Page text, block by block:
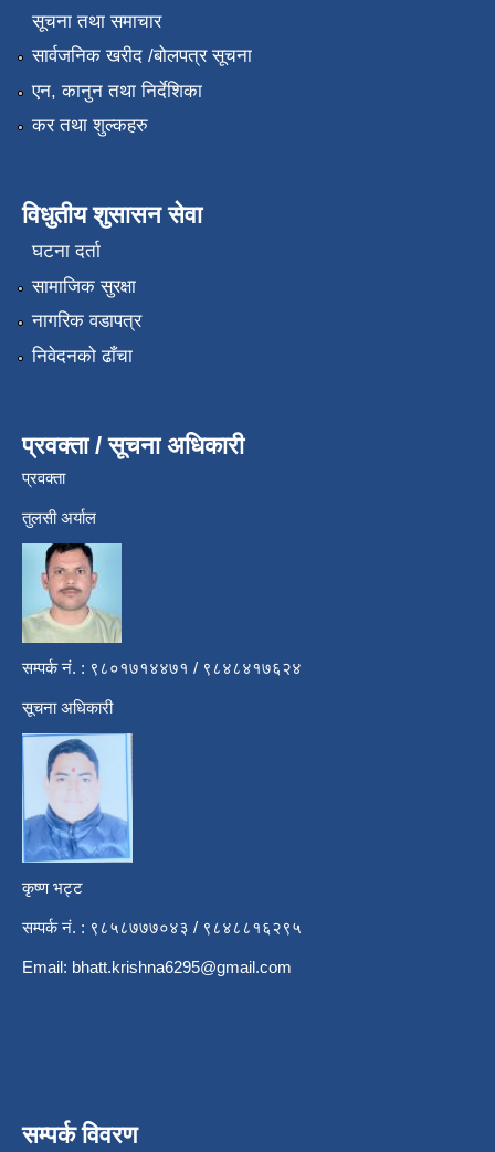
सूचना तथा समाचार
सार्वजनिक खरीद /बोलपत्र सूचना
एन, कानुन तथा निर्देशिका
कर तथा शुल्कहरु
विधुतीय शुसासन सेवा
घटना दर्ता
सामाजिक सुरक्षा
नागरिक वडापत्र
निवेदनको ढाँचा
प्रवक्ता / सूचना अधिकारी
प्रवक्ता
तुलसी अर्याल
सम्पर्क नं. : ९८०१७१४४७१ / ९८४८४१७६२४
सूचना अधिकारी
कृष्ण भट्ट
सम्पर्क नं. : ९८५८७७७०४३ / ९८४८८१६२९५
Email: bhatt.krishna6295@gmail.com
सम्पर्क विवरण